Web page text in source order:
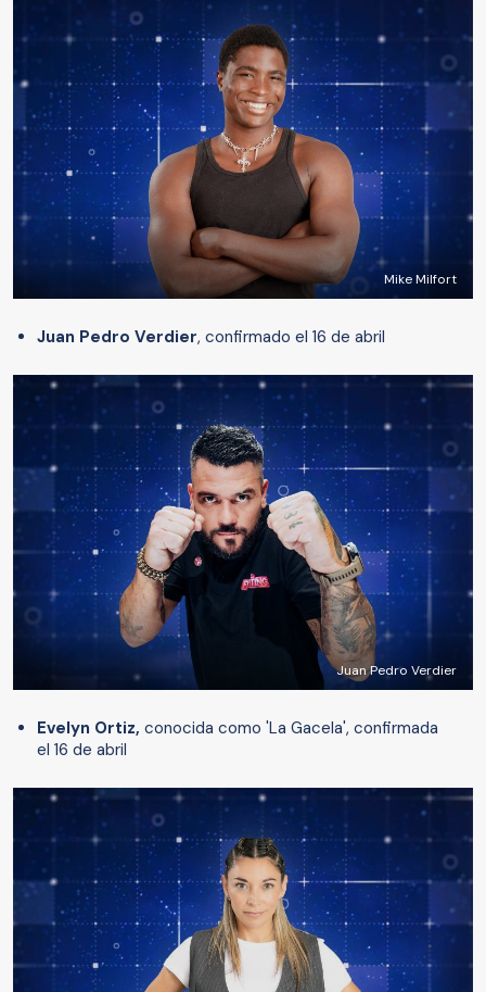
Mike Milfort
Juan Pedro Verdier, confirmado el 16 de abril
Juan Pedro Verdier
Evelyn Ortiz, conocida como 'La Gacela', confirmada
el 16 de abril